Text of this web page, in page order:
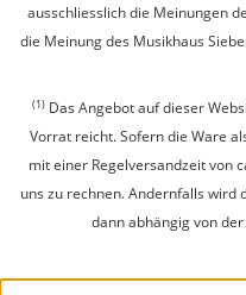
ausschliesslich die Meinungen
die Meinung des Musikhaus
(1) Das Angebot auf dieser
Vorrat reicht. Sofern die Ware
mit einer Regelversandzeit von
uns zu rechnen. Andernfalls wird
dann abhängig von